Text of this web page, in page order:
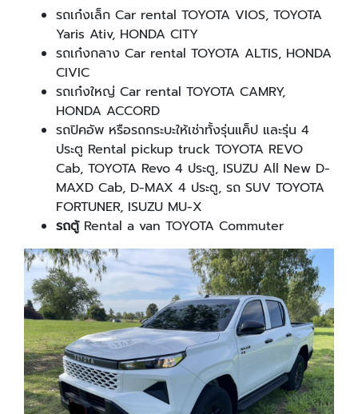
รถเก๋งเล็ก Car rental TOYOTA VIOS, TOYOTA
Yaris Ativ, HONDA CITY
รถเก๋งกลาง Car rental TOYOTA ALTIS, HONDA
CIVIC
รถเก๋งใหญ่ Car rental TOYOTA CAMRY,
HONDA ACCORD
รถปิคอัพ หรือรถกระบะให้เช่าทั้งรุ่นแค็ป และรุ่น 4
ประตู Rental pickup truck TOYOTA REVO
Cab, TOYOTA Revo 4 ประตู, ISUZU All New D-
MAXD Cab, D-MAX 4 ประตู, รถ SUV TOYOTA
FORTUNER, ISUZU MU-X
รถตู้Rental a van TOYOTA Commuter